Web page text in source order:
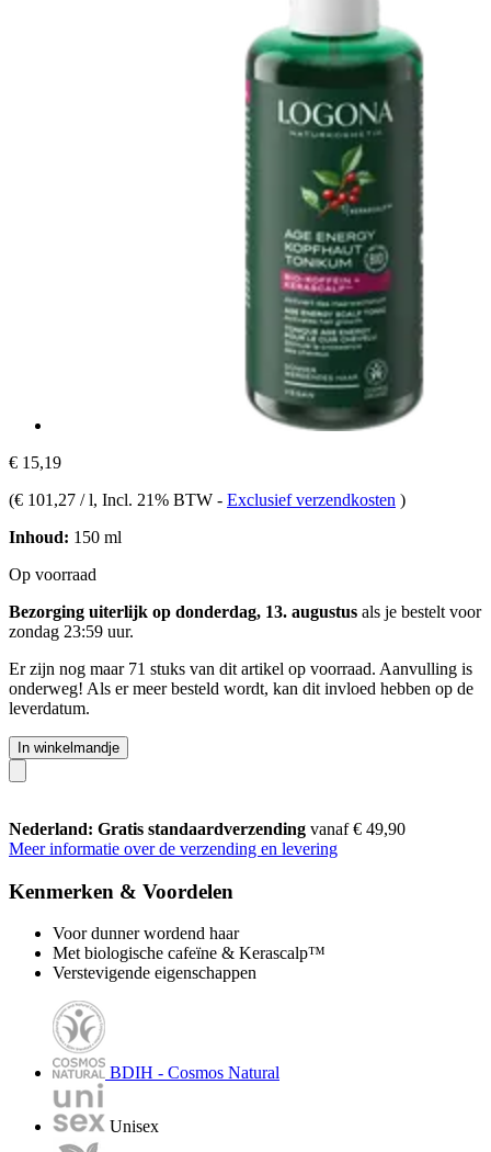
€ 15,19
(€ 101,27 / l, Incl. 21% BTW - Exclusief verzendkosten )
Inhoud: 150 ml
Op voorraad
Bezorging uiterlijk op donderdag, 13. augustus als je bestelt voor
zondag 23:59 uur.
Er zijn nog maar 71 stuks van dit artikel op voorraad. Aanvulling is
onderweg! Als er meer besteld wordt, kan dit invloed hebben op de
leverdatum.
In winkelmandje
Nederland: Gratis standaardverzending vanaf € 49,90
Meer informatie over de verzending en levering
Kenmerken & Voordelen
Voor dunner wordend haar
Met biologische cafeïne & Kerascalp™
Verstevigende eigenschappen
BDIH - Cosmos Natural
Unisex